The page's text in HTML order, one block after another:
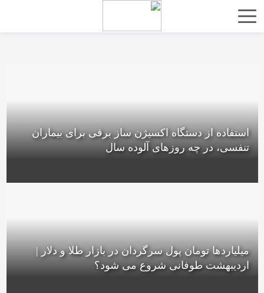
استفاده از دستگاه اکسیژن ساز برقی برای بیماران
تنفسی، در چه روزهای آلوده سال
میلیاردها تومان پول سرگردان در بازار طلا و دلار |
اردیبهشت طوفانی شروع می شود؟